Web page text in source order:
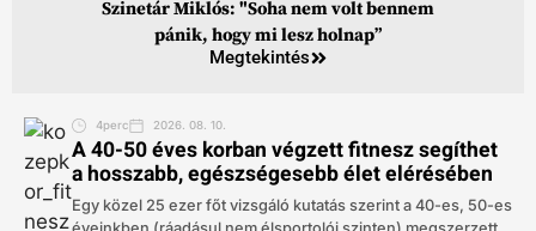
Szinetár Miklós: "Soha nem volt bennem
pánik, hogy mi lesz holnap”
Megtekintés
4perc 2026. 08. 10.
A 40-50 éves korban végzett fitnesz segíthet
a hosszabb, egészségesebb élet elérésében
Egy közel 25 ezer főt vizsgáló kutatás szerint a 40-es, 50-es